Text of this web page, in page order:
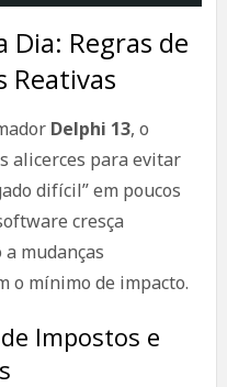
Dia: Regras de
Reativas
Delphi 13, o
alicerces para evitar
difícil” em poucos
cresça
mudanças
o mínimo de impacto.
Impostos e